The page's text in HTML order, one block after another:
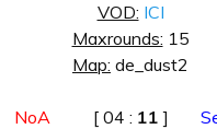
VOD: ICI
Maxrounds: 15
Map: de_dust2
NoA
[ 04 : 11 ]